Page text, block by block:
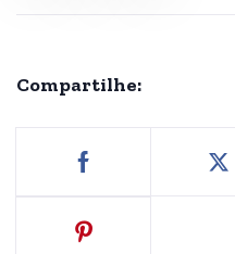
Compartilhe: